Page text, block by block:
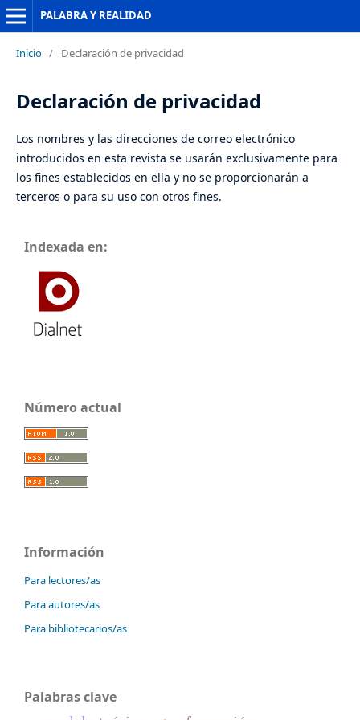
PALABRA Y REALIDAD
Inicio / Declaración de privacidad
Declaración de privacidad
Los nombres y las direcciones de correo electrónico
introducidos en esta revista se usarán exclusivamente para
los fines establecidos en ella y no se proporcionarán a
terceros o para su uso con otros fines.
Indexada en:
Número actual
Información
Para lectores/as
Para autores/as
Para bibliotecarios/as
Palabras clave